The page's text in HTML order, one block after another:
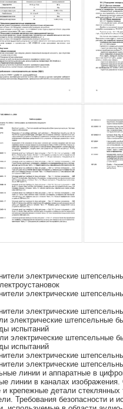
электрические
электрические
электрические
электрические штепсельные
испытаний
электрические штепсельные
испытаний
электрические
электрические
линии и аппаратные в
линии в каналах
крепежные детали стеклянных
Требования безопасности и